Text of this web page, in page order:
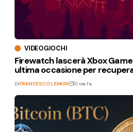
VIDEOGIOCHI
Firewatch lascerà Xbox Game
ultima occasione per
DiFRANCESCO LEMURI 10 ore fa